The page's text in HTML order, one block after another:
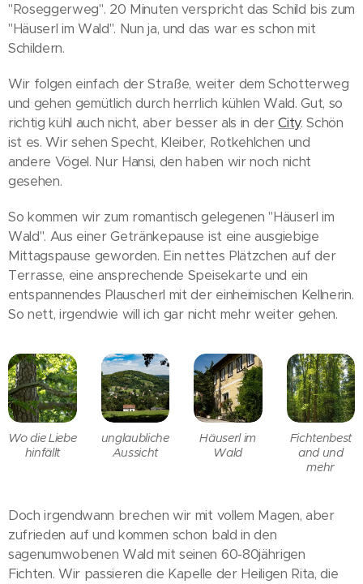
"Roseggerweg". 20 Minuten verspricht das Schild bis zum
"Häuserl im Wald". Nun ja, und das war es schon mit
Schildern.
Wir folgen einfach der Straße, weiter dem Schotterweg
und gehen gemütlich durch herrlich kühlen Wald. Gut, so
richtig kühl auch nicht, aber besser als in derCity. Schön
ist es. Wir sehen Specht, Kleiber, Rotkehlchen und
andere Vögel. Nur Hansi, den haben wir noch nicht
gesehen.
So kommen wir zum romantisch gelegenen "Häuserl im
Wald". Aus einer Getränkepause ist eine ausgiebige
Mittagspause geworden. Ein nettes Plätzchen auf der
Terrasse, eine ansprechende Speisekarte und ein
entspannendes Plauscherl mit der einheimischen Kellnerin.
So nett, irgendwie will ich gar nicht mehr weiter gehen.
Wo die Liebe
hinfällt
unglaubliche
Aussicht
Häuserl im
Wald
Fichtenbest
and und
mehr
Doch irgendwann brechen wir mit vollem Magen, aber
zufrieden auf und kommen schon bald in den
sagenumwobenen Wald mit seinen 60-80jährigen
Fichten. Wir passieren die Kapelle der Heiligen Rita, die